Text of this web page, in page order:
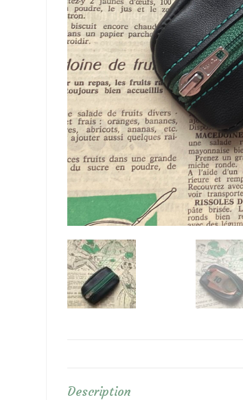
Description